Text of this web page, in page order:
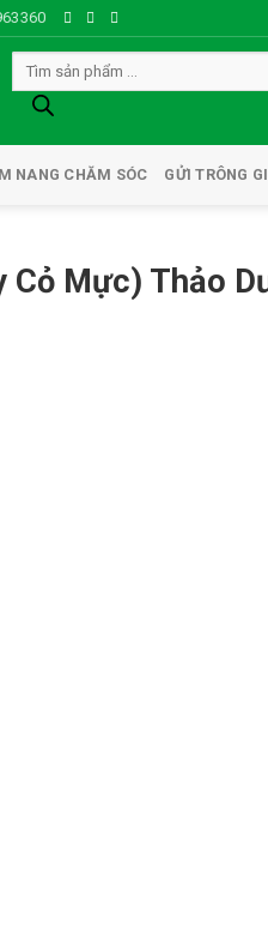
Tìm
sản
NANG CHĂM SÓC GỬI TRÔNG
Cỏ Mực) Thảo